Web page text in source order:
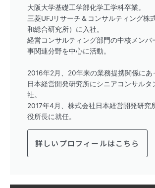
大阪大学基礎工学部化学工学科卒業。
三菱UFJリサーチ＆コンサルティング株
和総合研究所）に入社。
経営コンサルティング部門の中核メンバ
事関連分野を中心に活動。
2016年2月、20年来の業務提携関係にあ
日本経営開発研究所にシニアコンサルタ
社。
2017年4月、株式会社日本経営開発研究
役所長に就任。
詳しいプロフィールはこちら